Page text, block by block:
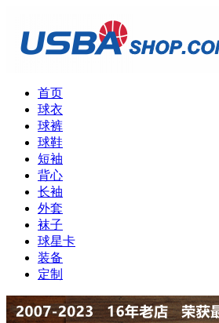
首页
球衣
球裤
球鞋
短袖
背心
长袖
外套
袜子
球星卡
装备
定制